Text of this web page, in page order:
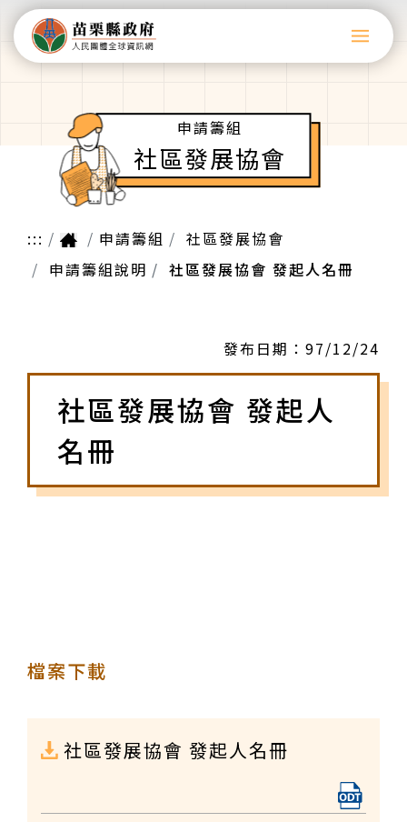
申請籌組
社區發展協會
::: 申請籌組
社區發展協會
申請籌組說明
社區發展協會 發起人名冊
發布日期： 97/12/24
社區發展協會 發起人
名冊
檔案下載
社區發展協會 發起人名冊